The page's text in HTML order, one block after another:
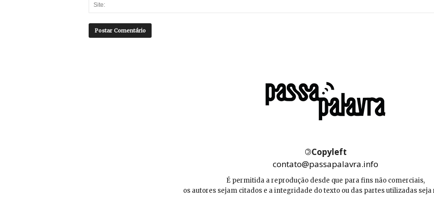
©Copyleft
contato@passapalavra.info
É permitida a reprodução desde que para fins não comerciais,
os autores sejam citados e a integridade do texto ou das partes utilizadas